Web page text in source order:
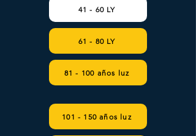
41 - 60 LY
61 - 80 LY
81 - 100 años luz
101 - 150 años luz